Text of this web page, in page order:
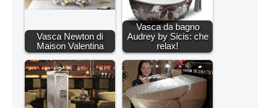
Vasca Newton di
Maison Valentina
Vasca da bagno
Audrey by Sicis: che
relax!